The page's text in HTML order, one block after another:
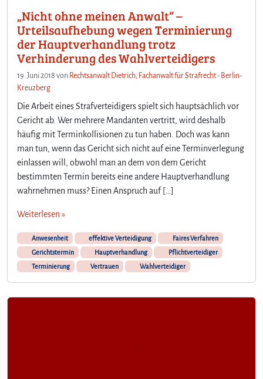
„Nicht ohne meinen Anwalt“ –
Urteilsaufhebung wegen Terminierung
der Hauptverhandlung trotz
Verhinderung des Wahlverteidigers
19. Juni 2018 von Rechtsanwalt Dietrich, Fachanwalt für Strafrecht - Berlin-
Kreuzberg
Die Arbeit eines Strafverteidigers spielt sich hauptsächlich vor
Gericht ab. Wer mehrere Mandanten vertritt, wird deshalb
häufig mit Terminkollisionen zu tun haben. Doch was kann
man tun, wenn das Gericht sich nicht auf eine Terminverlegung
einlassen will, obwohl man an dem von dem Gericht
bestimmten Termin bereits eine andere Hauptverhandlung
wahrnehmen muss? Einen Anspruch auf […]
Weiterlesen »
Anwesenheit effektive Verteidigung
Faires Verfahren
Gerichtstermin
Hauptverhandlung
Pflichtverteidiger
Terminierung
Vertrauen Wahlverteidiger